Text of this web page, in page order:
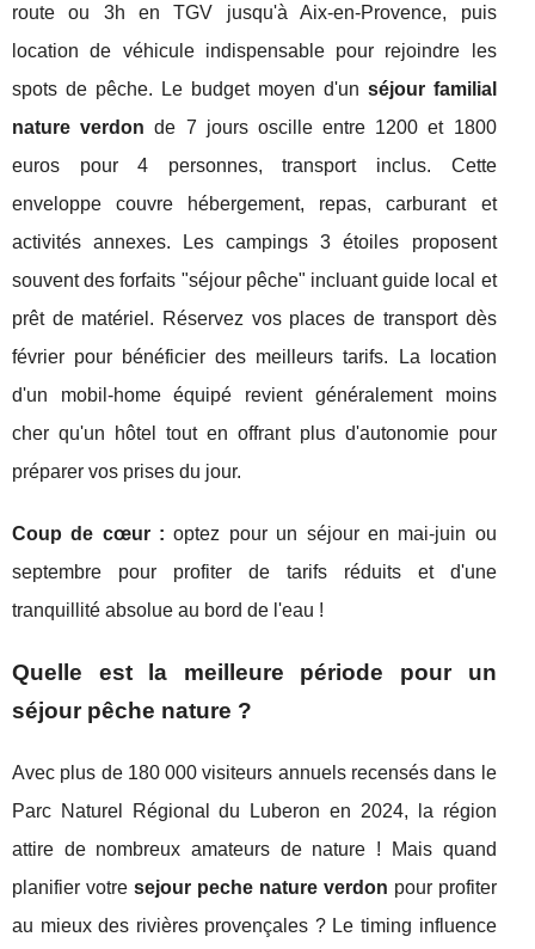
route ou 3h en TGV jusqu'à Aix-en-Provence, puis
location de véhicule indispensable pour rejoindre les
spots de pêche. Le budget moyen d'un séjour familial
nature verdon de 7 jours oscille entre 1200 et 1800
euros pour 4 personnes, transport inclus. Cette
enveloppe couvre hébergement, repas, carburant et
activités annexes. Les campings 3 étoiles proposent
souvent des forfaits "séjour pêche" incluant guide local et
prêt de matériel. Réservez vos places de transport dès
février pour bénéficier des meilleurs tarifs. La location
d'un mobil-home équipé revient généralement moins
cher qu'un hôtel tout en offrant plus d'autonomie pour
préparer vos prises du jour.
Coup de cœur : optez pour un séjour en mai-juin ou
septembre pour profiter de tarifs réduits et d'une
tranquillité absolue au bord de l'eau !
Quelle est la meilleure période pour un
séjour pêche nature ?
Avec plus de 180 000 visiteurs annuels recensés dans le
Parc Naturel Régional du Luberon en 2024, la région
attire de nombreux amateurs de nature ! Mais quand
planifier votre sejour peche nature verdon pour profiter
au mieux des rivières provençales ? Le timing influence